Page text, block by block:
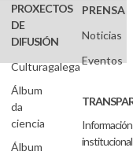
PROXECTOS
DE
DIFUSIÓN
Culturagalega
Álbum
da
ciencia
Álbum
PRENSA
Noticias
Eventos
Información
institucional